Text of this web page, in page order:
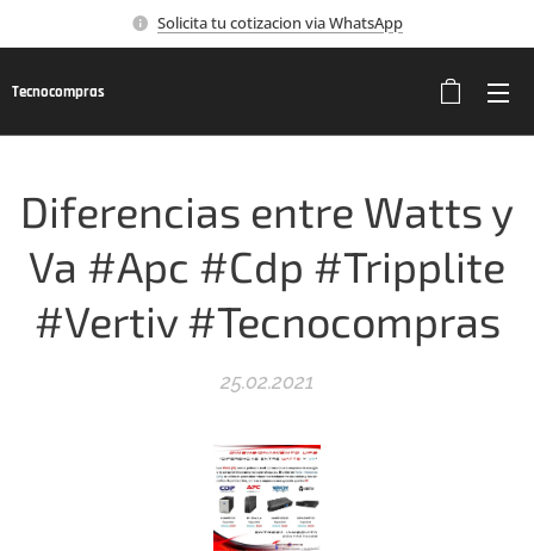
Solicita tu cotizacion via WhatsApp
Tecnocompras
Diferencias entre Watts y
Va #Apc #Cdp #Tripplite
#Vertiv #Tecnocompras
25.02.2021